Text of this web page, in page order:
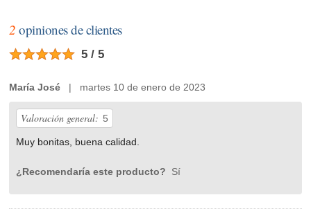
2 opiniones de clientes
5 / 5
María José | martes 10 de enero de 2023
Valoración general: 5
Muy bonitas, buena calidad.
¿Recomendaría este producto? Sí